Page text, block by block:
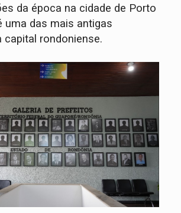
da época na cidade de Porto
uma das mais antigas
rondoniense.